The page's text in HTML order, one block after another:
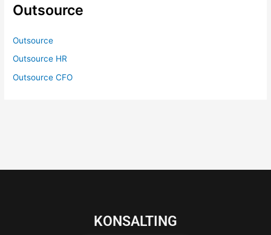
Outsource
Outsource
Outsource HR
Outsource CFO
KONSALTING